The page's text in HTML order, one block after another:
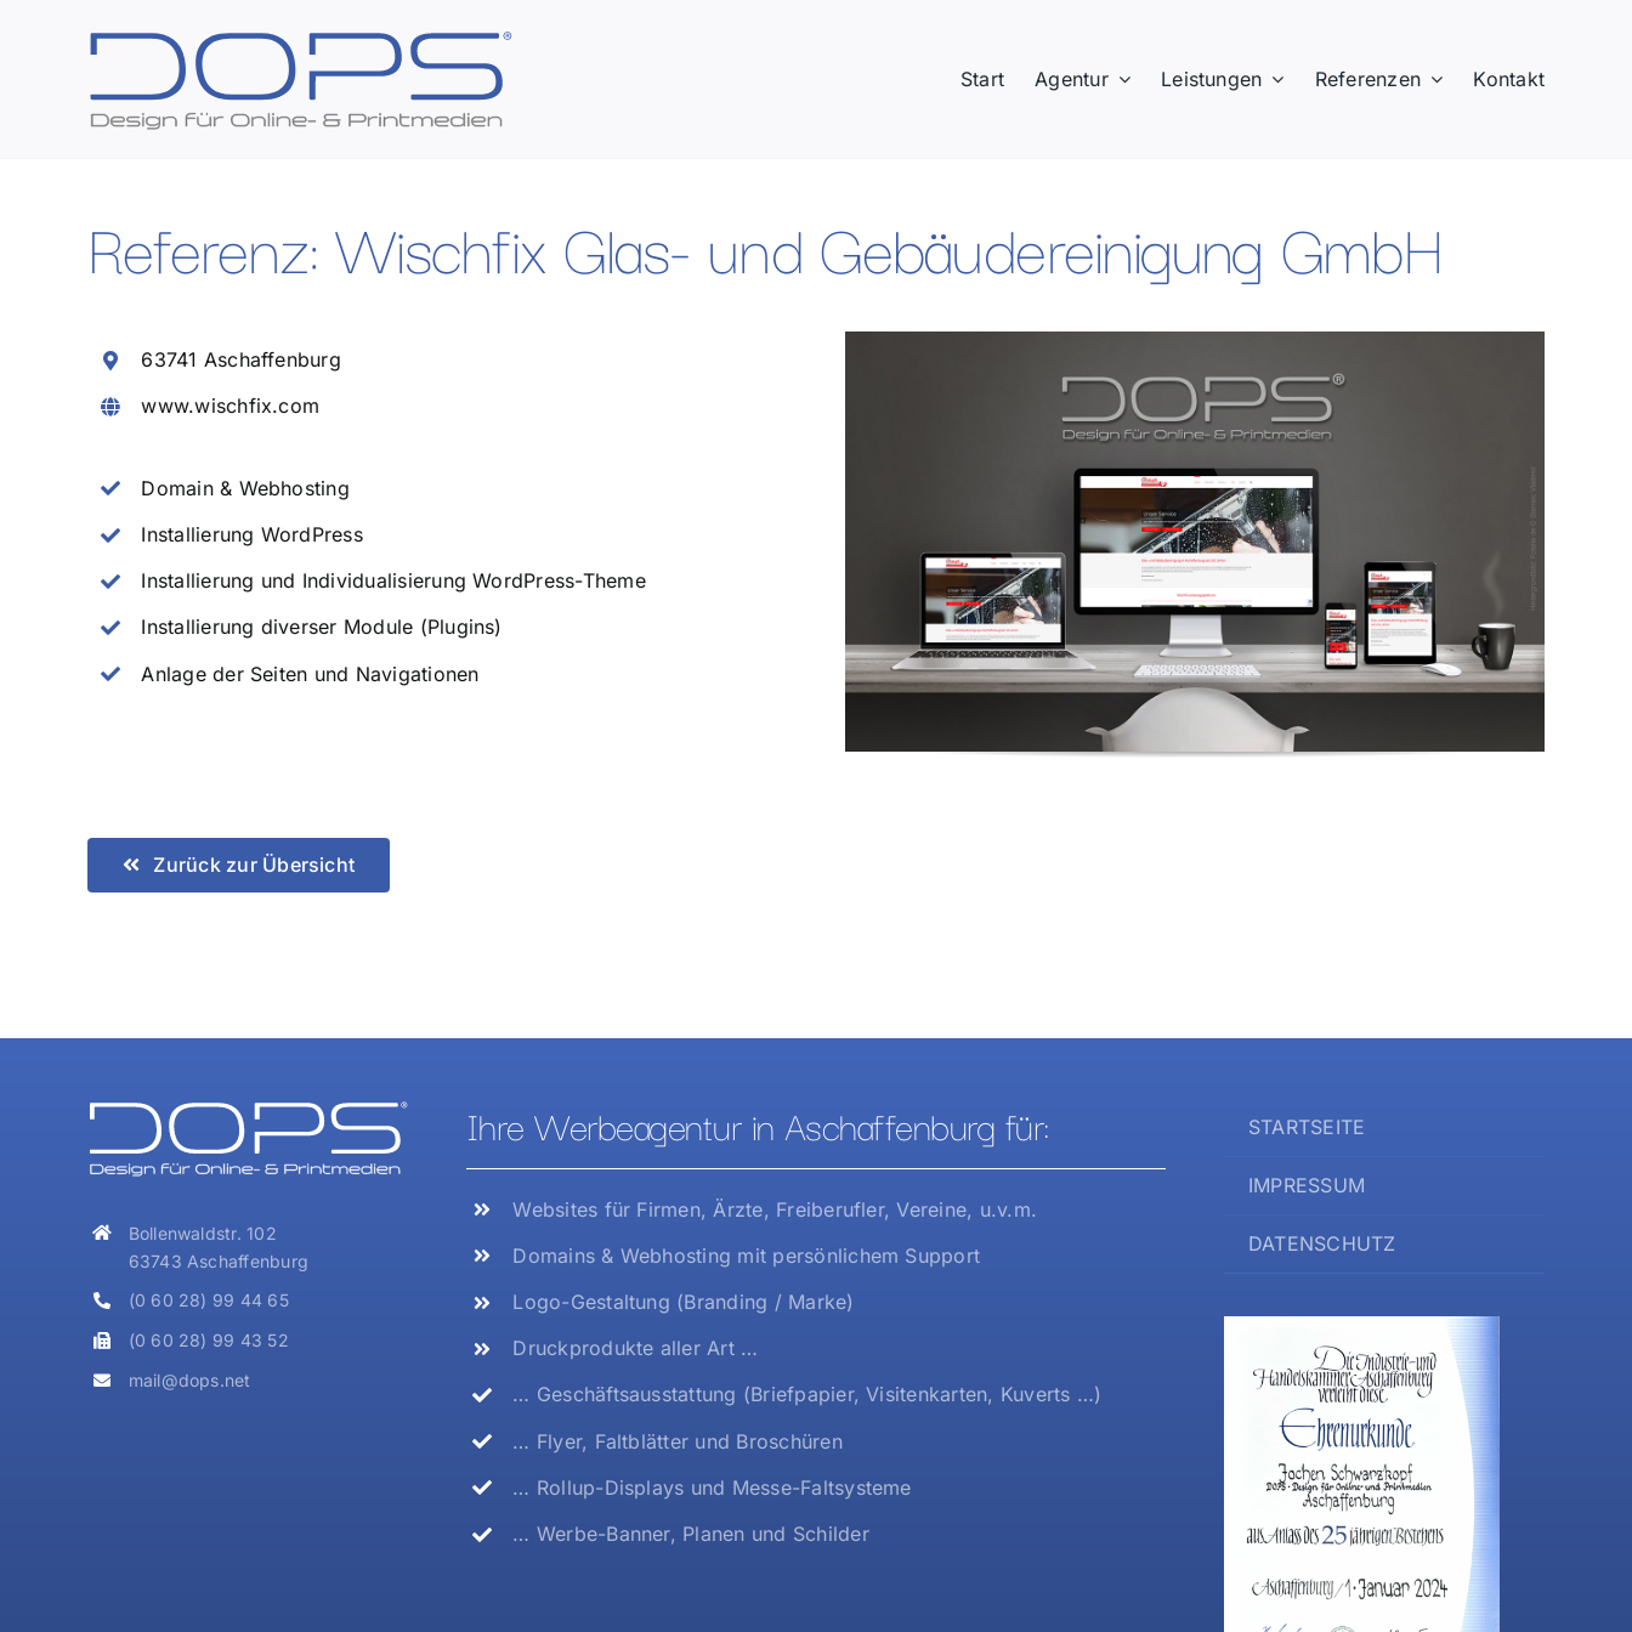
Start Agentur Leistungen Referenzen Kontakt
Referenz: Wischfix Glas- und Gebäudereinigung GmbH
63741 Aschaffenburg
www.wischfix.com
Domain & Webhosting
Installierung WordPress
Installierung und Individualisierung WordPress-Theme
Installierung diverser Module (Plugins)
Anlage der Seiten und Navigationen
Zurück zur Übersicht
Bollenwaldstr. 102
63743 Aschaffenburg
(0 60 28) 99 44 65
(0 60 28) 99 43 52
mail@dops.net
Ihre Werbeagentur in Aschaffenburg für:
Websites für Firmen, Ärzte, Freiberufler, Vereine, u.v.m.
Domains & Webhosting mit persönlichem Support
Logo-Gestaltung (Branding / Marke)
Druckprodukte aller Art …
… Geschäftsausstattung (Briefpapier, Visitenkarten, Kuverts …)
… Flyer, Faltblätter und Broschüren
… Rollup-Displays und Messe-Faltsysteme
… Werbe-Banner, Planen und Schilder
STARTSEITE
IMPRESSUM
DATENSCHUTZ